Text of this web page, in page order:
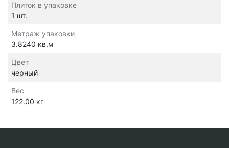
Плиток в упаковке
1 шт.
Метраж упаковки
3.8240 кв.м
Цвет
черный
Вес
122.00 кг